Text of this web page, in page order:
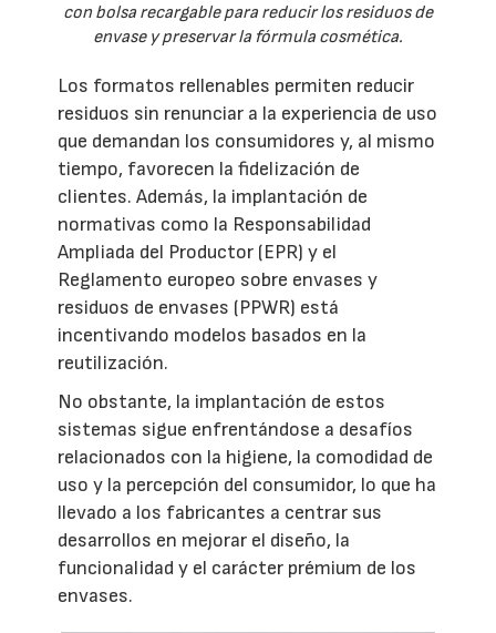
con bolsa recargable para reducir los residuos de
envase y preservar la fórmula cosmética.
Los formatos rellenables permiten reducir
residuos sin renunciar a la experiencia de uso
que demandan los consumidores y, al mismo
tiempo, favorecen la fidelización de
clientes. Además, la implantación de
normativas como la Responsabilidad
Ampliada del Productor (EPR) y el
Reglamento europeo sobre envases y
residuos de envases (PPWR) está
incentivando modelos basados en la
reutilización.
No obstante, la implantación de estos
sistemas sigue enfrentándose a desafíos
relacionados con la higiene, la comodidad de
uso y la percepción del consumidor, lo que ha
llevado a los fabricantes a centrar sus
desarrollos en mejorar el diseño, la
funcionalidad y el carácter prémium de los
envases.